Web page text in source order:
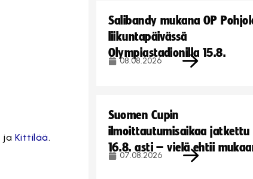
ja Kittilää.
Salibandy mukana OP
liikuntapäivässä
Olympiastadionilla 15.8.
08.08.2026
Suomen Cupin
ilmoittautumisaikaa jatkettu
16.8. asti – vielä ehtii
07.08.2026